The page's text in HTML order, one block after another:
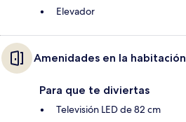
Elevador
Amenidades en la habitación
Para que te diviertas
Televisión LED de 82 cm